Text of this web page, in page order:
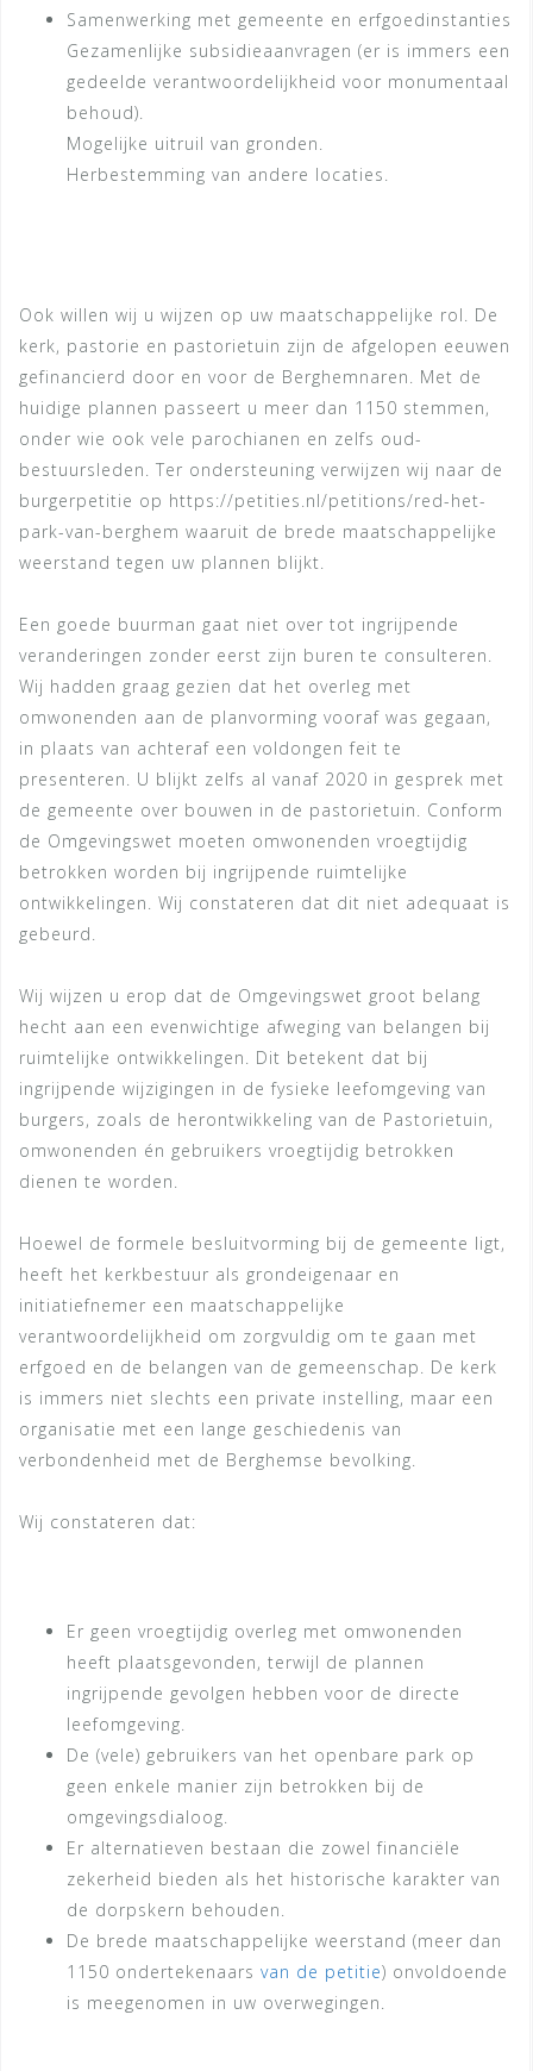
Samenwerking met gemeente en erfgoedinstanties
Gezamenlijke subsidieaanvragen (er is immers een
gedeelde verantwoordelijkheid voor monumentaal
behoud).
Mogelijke uitruil van gronden.
Herbestemming van andere locaties.
Ook willen wij u wijzen op uw maatschappelijke rol. De
kerk, pastorie en pastorietuin zijn de afgelopen eeuwen
gefinancierd door en voor de Berghemnaren. Met de
huidige plannen passeert u meer dan 1150 stemmen,
onder wie ook vele parochianen en zelfs oud-
bestuursleden. Ter ondersteuning verwijzen wij naar de
burgerpetitie op https://petities.nl/petitions/red-het-
park-van-berghem waaruit de brede maatschappelijke
weerstand tegen uw plannen blijkt.
Een goede buurman gaat niet over tot ingrijpende
veranderingen zonder eerst zijn buren te consulteren.
Wij hadden graag gezien dat het overleg met
omwonenden aan de planvorming vooraf was gegaan,
in plaats van achteraf een voldongen feit te
presenteren. U blijkt zelfs al vanaf 2020 in gesprek met
de gemeente over bouwen in de pastorietuin. Conform
de Omgevingswet moeten omwonenden vroegtijdig
betrokken worden bij ingrijpende ruimtelijke
ontwikkelingen. Wij constateren dat dit niet adequaat is
gebeurd.
Wij wijzen u erop dat de Omgevingswet groot belang
hecht aan een evenwichtige afweging van belangen bij
ruimtelijke ontwikkelingen. Dit betekent dat bij
ingrijpende wijzigingen in de fysieke leefomgeving van
burgers, zoals de herontwikkeling van de Pastorietuin,
omwonenden én gebruikers vroegtijdig betrokken
dienen te worden.
Hoewel de formele besluitvorming bij de gemeente ligt,
heeft het kerkbestuur als grondeigenaar en
initiatiefnemer een maatschappelijke
verantwoordelijkheid om zorgvuldig om te gaan met
erfgoed en de belangen van de gemeenschap. De kerk
is immers niet slechts een private instelling, maar een
organisatie met een lange geschiedenis van
verbondenheid met de Berghemse bevolking.
Wij constateren dat:
Er geen vroegtijdig overleg met omwonenden
heeft plaatsgevonden, terwijl de plannen
ingrijpende gevolgen hebben voor de directe
leefomgeving.
De (vele) gebruikers van het openbare park op
geen enkele manier zijn betrokken bij de
omgevingsdialoog.
Er alternatieven bestaan die zowel financiële
zekerheid bieden als het historische karakter van
de dorpskern behouden.
De brede maatschappelijke weerstand (meer dan
1150 ondertekenaars van de petitie) onvoldoende
is meegenomen in uw overwegingen.